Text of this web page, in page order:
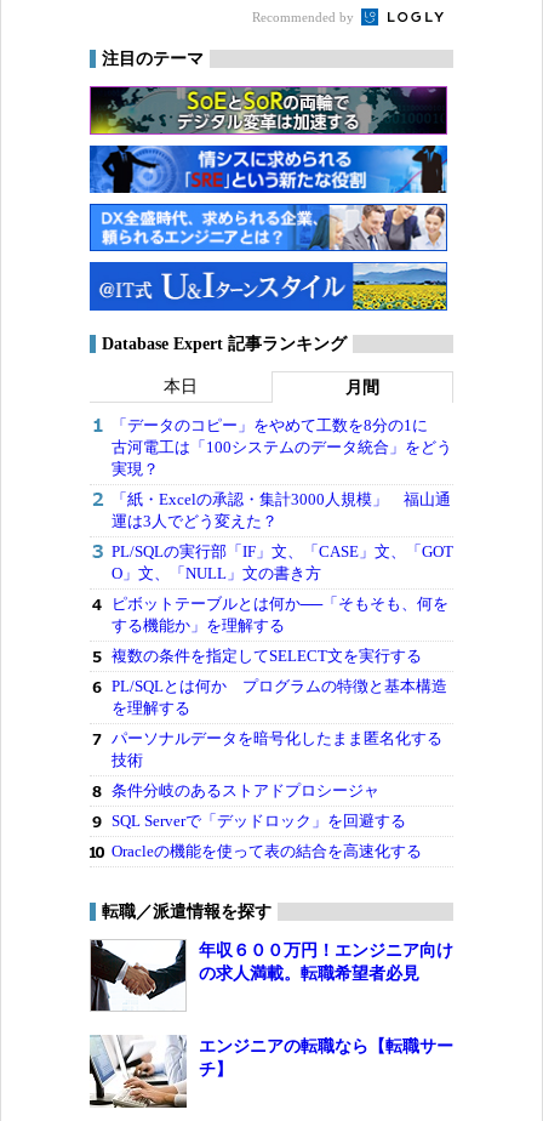
Recommended by
注目のテーマ
Database Expert 記事ランキング
本日 月間
「データのコピー」をやめて工数を8分の1に
古河電工は「100システムのデータ統合」をどう
実現？
「紙・Excelの承認・集計3000人規模」 福山通
運は3人でどう変えた？
PL/SQLの実行部「IF」文、「CASE」文、「GOT
O」文、「NULL」文の書き方
ピボットテーブルとは何か──「そもそも、何を
する機能か」を理解する
複数の条件を指定してSELECT文を実行する
PL/SQLとは何か プログラムの特徴と基本構造
を理解する
パーソナルデータを暗号化したまま匿名化する
技術
条件分岐のあるストアドプロシージャ
SQL Serverで「デッドロック」を回避する
Oracleの機能を使って表の結合を高速化する
転職／派遣情報を探す
年収６００万円！エンジニア向け
の求人満載。転職希望者必見
エンジニアの転職なら【転職サー
チ】